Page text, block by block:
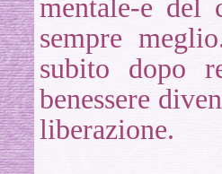
mentale-e del
sempre
subito dopo
benessere
liberazione.